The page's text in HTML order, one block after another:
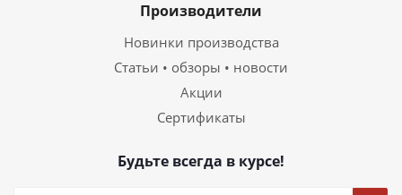
Производители
Новинки производства
Статьи • обзоры • новости
Акции
Сертификаты
Будьте всегда в курсе!